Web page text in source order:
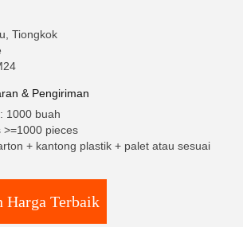
Tiongkok
& Pengiriman
1000 buah
>=1000 pieces
+ kantong plastik + palet atau sesuai
Harga Terbaik